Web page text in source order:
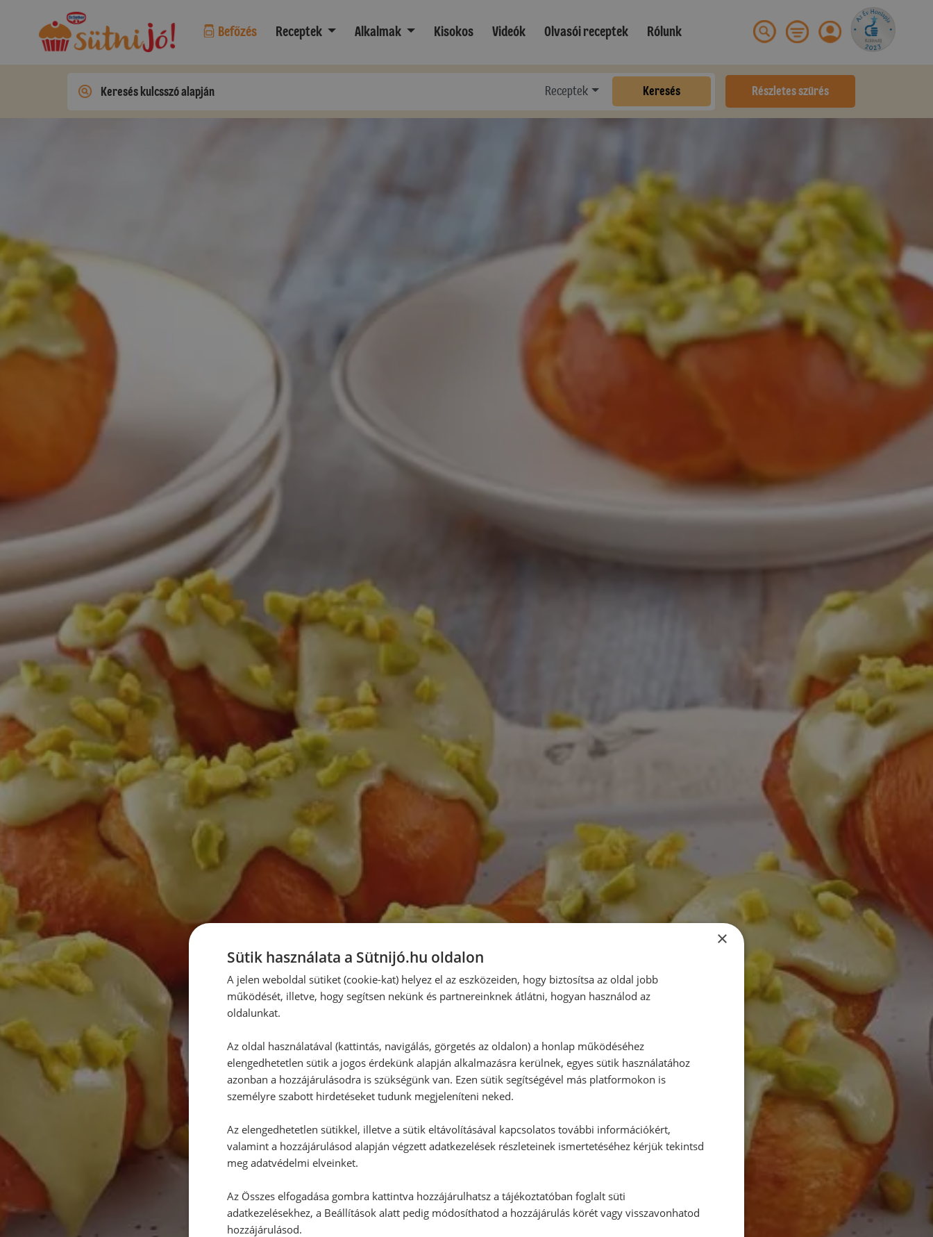
Befőzés Receptek Alkalmak Kisokos Videók Olvasói receptek Rólunk
Receptek Keresés Részletes szűrés
×
Sütik használata a Sütnijó.hu oldalon
A jelen weboldal sütiket (cookie-kat) helyez el az eszközeiden, hogy biztosítsa az oldal jobb
működését, illetve, hogy segítsen nekünk és partnereinknek átlátni, hogyan használod az
oldalunkat.
Az oldal használatával (kattintás, navigálás, görgetés az oldalon) a honlap működéséhez
elengedhetetlen sütik a jogos érdekünk alapján alkalmazásra kerülnek, egyes sütik használatához
azonban a hozzájárulásodra is szükségünk van. Ezen sütik segítségével más platformokon is
személyre szabott hirdetéseket tudunk megjeleníteni neked.
Az elengedhetetlen sütikkel, illetve a sütik eltávolításával kapcsolatos további információkért,
valamint a hozzájárulásod alapján végzett adatkezelések részleteinek ismertetéséhez kérjük tekintsd
meg adatvédelmi elveinket.
Az Összes elfogadása gombra kattintva hozzájárulhatsz a tájékoztatóban foglalt süti
adatkezelésekhez, a Beállítások alatt pedig módosíthatod a hozzájárulás körét vagy visszavonhatod
hozzájárulásod.